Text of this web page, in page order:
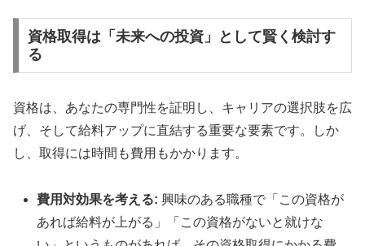
資格取得は「未来への投資」として賢く検討す
る
資格は、あなたの専門性を証明し、キャリアの選択肢を広
げ、そして給料アップに直結する重要な要素です。しか
し、取得には時間も費用もかかります。
費用対効果を考える: 興味のある職種で「この資格が
あれば給料が上がる」「この資格がないと就けな